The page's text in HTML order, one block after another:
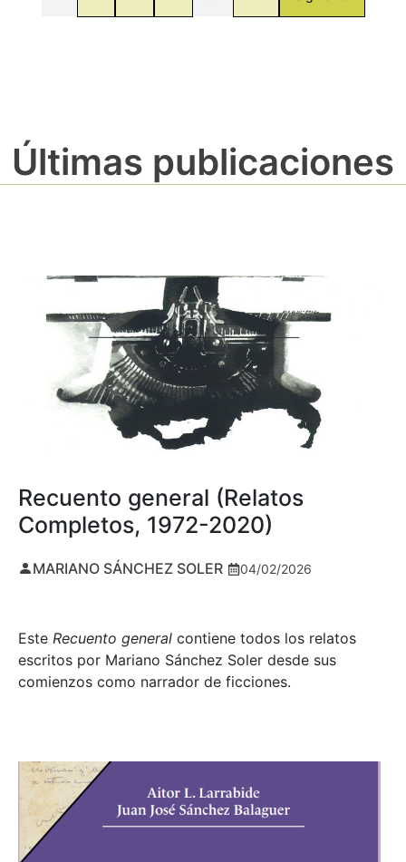
Últimas publicaciones
Recuento general (Relatos
Completos, 1972-2020)
MARIANO SÁNCHEZ SOLER 04/02/2026
Este Recuento general contiene todos los relatos
escritos por Mariano Sánchez Soler desde sus
comienzos como narrador de ficciones.